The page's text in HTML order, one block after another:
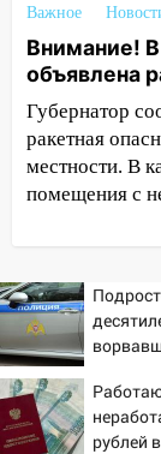
16:09
16:02 В
более
15:51
15:47
На
курьера:
15:15
новый
Важное
Внимание!
объявлена
Губернатор
ракетная
местности. В
помещения с
рублей